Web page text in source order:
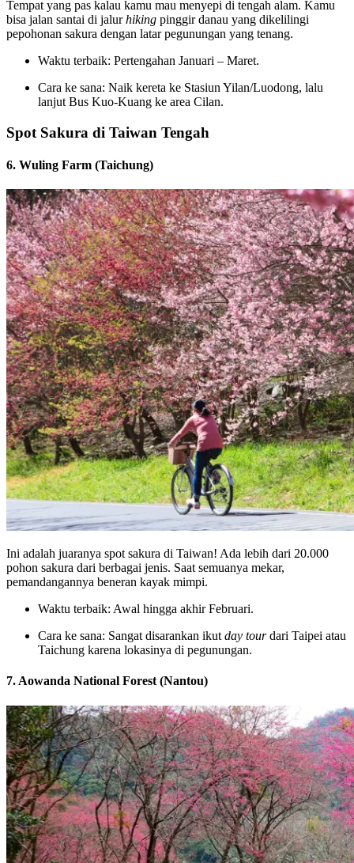
Tempat yang pas kalau kamu mau menyepi di tengah alam. Kamu
bisa jalan santai di jalurhiking pinggir danau yang dikelilingi
pepohonan sakura dengan latar pegunungan yang tenang.
Waktu terbaik: Pertengahan Januari – Maret.
Cara ke sana: Naik kereta ke Stasiun Yilan/Luodong, lalu
lanjut Bus Kuo-Kuang ke area Cilan.
Spot Sakura di Taiwan Tengah
6. Wuling Farm (Taichung)
Ini adalah juaranya spot sakura di Taiwan! Ada lebih dari 20.000
pohon sakura dari berbagai jenis. Saat semuanya mekar,
pemandangannya beneran kayak mimpi.
Waktu terbaik: Awal hingga akhir Februari.
Cara ke sana: Sangat disarankan ikut day tourdari Taipei atau
Taichung karena lokasinya di pegunungan.
7. Aowanda National Forest (Nantou)